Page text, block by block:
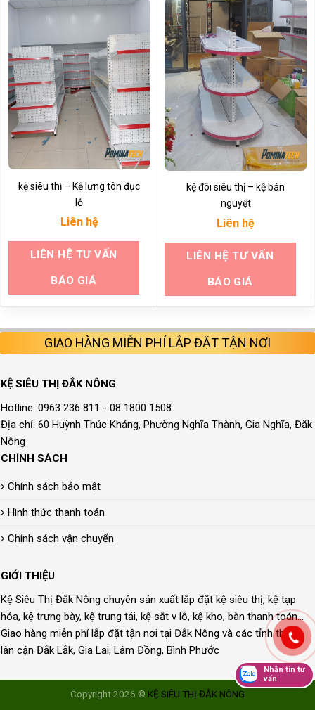
kệ siêu thị – Kệ lưng tôn đục
lỗ
Liên hệ
LIÊN HỆ TƯ VẤN
BÁO GIÁ
kệ đôi siêu thị – kệ bán
nguyệt
Liên hệ
LIÊN HỆ TƯ VẤN
BÁO GIÁ
GIAO HÀNG MIỄN PHÍ LẮP ĐẶT TẬN NƠI
KỆ SIÊU THỊ ĐẮK NÔNG
Hotline: 0963 236 811 - 08 1800 1508
Địa chỉ: 60 Huỳnh Thúc Kháng, Phường Nghĩa Thành, Gia Nghĩa, Đăk
Nông
CHÍNH SÁCH
Chính sách bảo mật
Hình thức thanh toán
Chính sách vận chuyển
GIỚI THIỆU
Kệ Siêu Thị Đắk Nông chuyên sản xuất lắp đặt kệ siêu thị, kệ tạp
hóa, kệ trưng bày, kệ trung tải, kệ sắt v lỗ, kệ kho, bàn thanh toán...
Giao hàng miễn phí lắp đặt tận nơi tại Đắk Nông và các tỉnh thành
lân cận Đắk Lắk, Gia Lai, Lâm Đồng, Bình Phước
Copyright 2026 © KỆ SIÊU THỊ ĐẮK NÔNG
Nhắn tin tư
vấn